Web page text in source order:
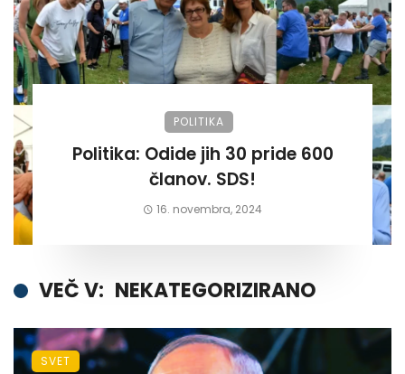
POLITIKA
Politika: Odide jih 30 pride 600
članov. SDS!
16. novembra, 2024
VEČ V: NEKATEGORIZIRANO
SVET